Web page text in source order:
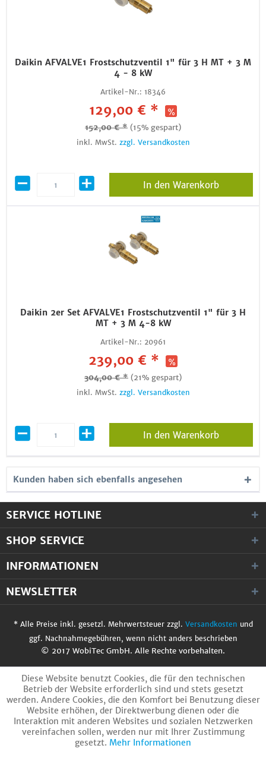
Daikin AFVALVE1 Frostschutzventil 1" für 3 H MT + 3 M
4 - 8 kW
Artikel-Nr.: 18346
129,00 € *
152,00 € * (15% gespart)
inkl. MwSt. zzgl. Versandkosten
In den Warenkorb
Daikin 2er Set AFVALVE1 Frostschutzventil 1" für 3 H
MT + 3 M 4-8 kW
Artikel-Nr.: 20961
239,00 € *
304,00 € * (21% gespart)
inkl. MwSt. zzgl. Versandkosten
In den Warenkorb
Kunden haben sich ebenfalls angesehen
SERVICE HOTLINE
SHOP SERVICE
INFORMATIONEN
NEWSLETTER
* Alle Preise inkl. gesetzl. Mehrwertsteuer zzgl. Versandkosten und
ggf. Nachnahmegebühren, wenn nicht anders beschrieben
© 2017 WobiTec GmbH. Alle Rechte vorbehalten.
Diese Website benutzt Cookies, die für den technischen
Betrieb der Website erforderlich sind und stets gesetzt
werden. Andere Cookies, die den Komfort bei Benutzung dieser
Website erhöhen, der Direktwerbung dienen oder die
Interaktion mit anderen Websites und sozialen Netzwerken
vereinfachen sollen, werden nur mit Ihrer Zustimmung
gesetzt. Mehr Informationen